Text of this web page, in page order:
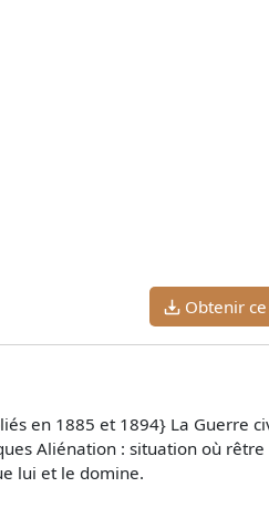
Obtenir
en 1885 et 1894} La Guerre
Aliénation : situation où
lui et le domine.